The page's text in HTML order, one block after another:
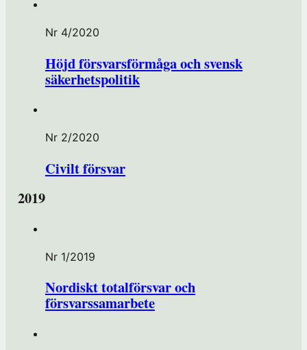
Nr 4/2020
Höjd försvarsförmåga och svensk
säkerhetspolitik
Nr 2/2020
Civilt försvar
2019
Nr 1/2019
Nordiskt totalförsvar och
försvarssamarbete